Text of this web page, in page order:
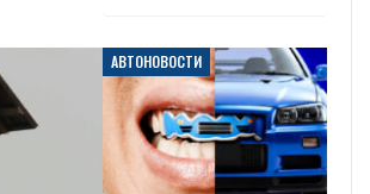
АВТОНОВОСТИ